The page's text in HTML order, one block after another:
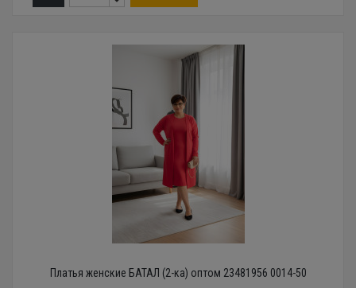
Платья женские БАТАЛ (2-ка) оптом 23481956 0014-50